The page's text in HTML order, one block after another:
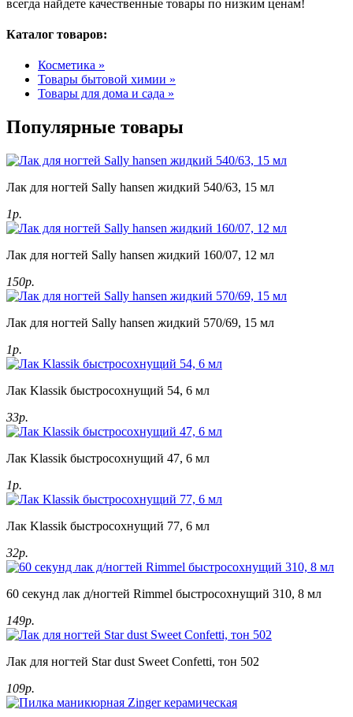
всегда найдете качественные товары по низким ценам!
Каталог товаров:
Косметика »
Товары бытовой химии »
Товары для дома и сада »
Популярные товары
Лак для ногтей Sally hansen жидкий 540/63, 15 мл
1р.
Лак для ногтей Sally hansen жидкий 160/07, 12 мл
150р.
Лак для ногтей Sally hansen жидкий 570/69, 15 мл
1р.
Лак Klassik быстросохнущий 54, 6 мл
33р.
Лак Klassik быстросохнущий 47, 6 мл
1р.
Лак Klassik быстросохнущий 77, 6 мл
32р.
60 секунд лак д/ногтей Rimmel быстросохнущий 310, 8 мл
149р.
Лак для ногтей Star dust Sweet Confetti, тон 502
109р.